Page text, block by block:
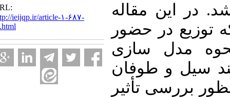
در این مقاله
توزیع در حضور
مدل­ سازی
سیل و طوفان
بررسی تأثیر
URL:
http://ieijqp.ir/article-۱-۶۸۷-
fa.html